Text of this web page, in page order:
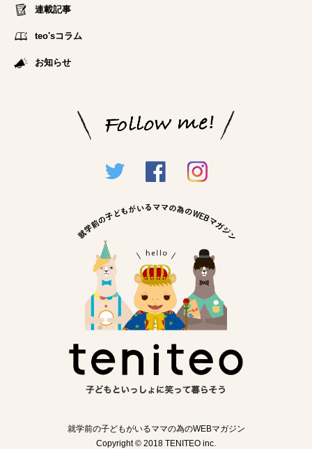
連載記事
teo'sコラム
お知らせ
就学前の子どもがいるママの為のWEBマガジン
Copyright © 2018 TENITEO inc.